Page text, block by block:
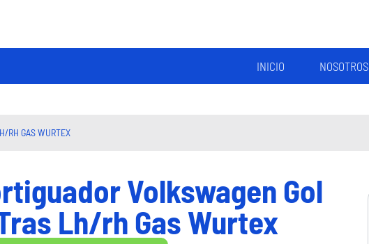
INICIO NOSOTROS
RH GAS WURTEX
Volkswagen Gol
Lh/rh Gas Wurtex